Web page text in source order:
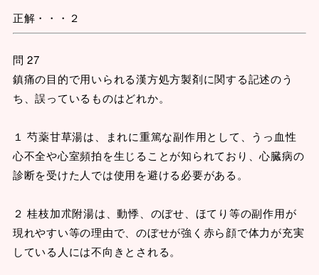
正解・・・２
問 27
鎮痛の目的で用いられる漢方処方製剤に関する記述のう
ち、誤っているものはどれか。
１ 芍薬甘草湯は、まれに重篤な副作用として、うっ血性
心不全や心室頻拍を生じることが知られており、心臓病の
診断を受けた人では使用を避ける必要がある。
２ 桂枝加朮附湯は、動悸、のぼせ、ほてり等の副作用が
現れやすい等の理由で、のぼせが強く赤ら顔で体力が充実
している人には不向きとされる。